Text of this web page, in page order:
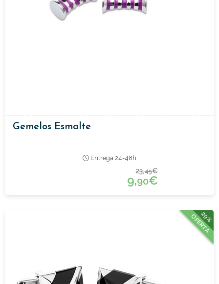
Gemelos Esmalte
Entrega 24-48h
23,45€
9,90€
29%
OFERTA